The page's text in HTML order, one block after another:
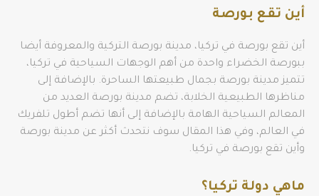
أين تقع بورصة
أين تقع بورصة في تركيا، مدينة بورصة التركية والمعروفة أيضا
ببورصة الخضراء واحدة من أهم الوجهات السياحية في تركيا،
تتميز مدينة بورصة بجمال طبيعتها الساحرة. بالإضافة إلى
مناظرها الطبيعية الخلابة، تضم مدينة بورصة العديد من
المعالم السياحية الهامة بالإضافة إلى أنها تضم أطول تلفريك
في العالم، وفي هذا المقال سوف نتحدث أكثر عن مدينة بورصة
وأين تقع بورصة في تركيا.
ماهي دولة تركيا؟